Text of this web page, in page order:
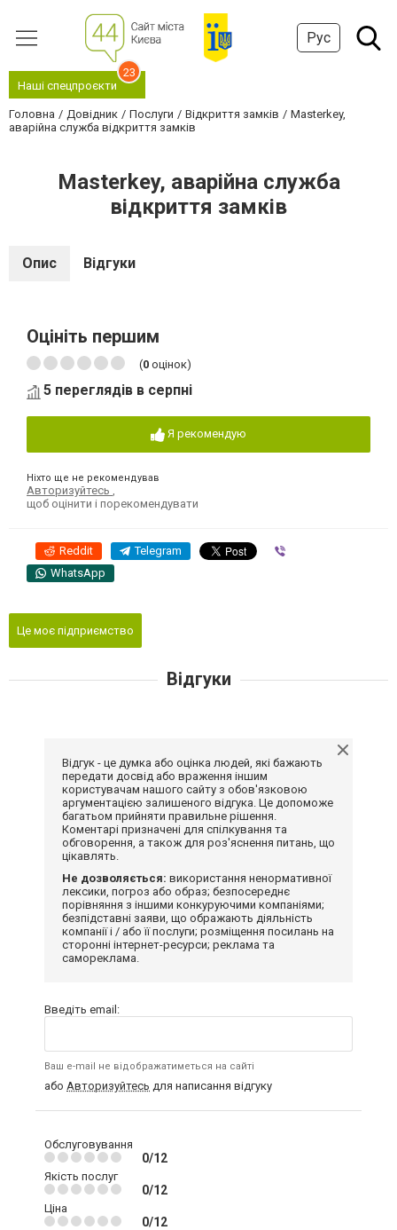
Рус
Наші спецпроєкти
23
Головна Довідник Послуги Відкриття замків
Masterkey,
аварійна служба відкриття замків
Masterkey, аварійна служба
відкриття замків
Опис Відгуки
Оцініть першим
(0 оцінок)
5 переглядів в серпні
Я рекомендую
Ніхто ще не рекомендував
Авторизуйтесь
щоб оцінити і порекомендувати
Reddit Telegram
WhatsApp
Це моє підприємство
Відгуки
Відгук - це думка або оцінка людей, які бажають
передати досвід або враження іншим
користувачам нашого сайту з обов'язковою
аргументацією залишеного відгука. Це допоможе
багатьом прийняти правильне рішення.
Коментарі призначені для спілкування та
обговорення, а також для роз'яснення питань, що
цікавлять.
Не дозволяється: використання ненормативної
лексики, погроз або образ; безпосереднє
порівняння з іншими конкуруючими компаніями;
безпідставні заяви, що ображають діяльність
компанії і / або її послуги; розміщення посилань на
сторонні інтернет-ресурси; реклама та
самореклама.
Введіть email:
Ваш e-mail не відображатиметься на сайті
або Авторизуйтесь для написання відгуку
Обслуговування
0/12
Якість послуг
0/12
Ціна
0/12